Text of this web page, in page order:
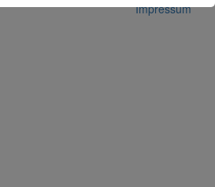
Impressum